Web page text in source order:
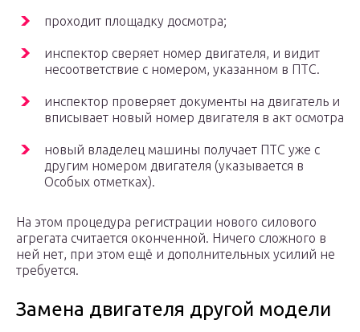
проходит площадку досмотра;
инспектор сверяет номер двигателя, и видит
несоответствие с номером, указанном в ПТС.
инспектор проверяет документы на двигатель и
вписывает новый номер двигателя в акт осмотра
новый владелец машины получает ПТС уже с
другим номером двигателя (указывается в
Особых отметках).
На этом процедура регистрации нового силового
агрегата считается оконченной. Ничего сложного в
ней нет, при этом ещё и дополнительных усилий не
требуется.
Замена двигателя другой модели